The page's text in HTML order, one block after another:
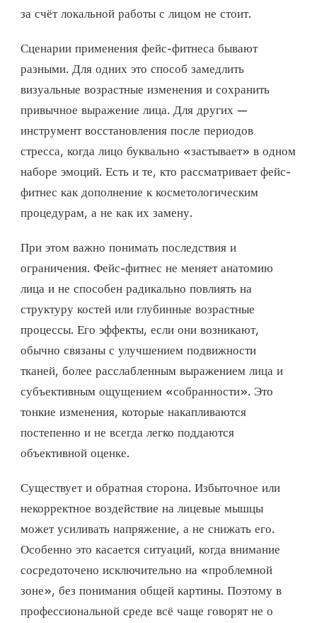
за счёт локальной работы с лицом не стоит.
Сценарии применения фейс-фитнеса бывают
разными. Для одних это способ замедлить
визуальные возрастные изменения и сохранить
привычное выражение лица. Для других —
инструмент восстановления после периодов
стресса, когда лицо буквально «застывает» в одном
наборе эмоций. Есть и те, кто рассматривает фейс-
фитнес как дополнение к косметологическим
процедурам, а не как их замену.
При этом важно понимать последствия и
ограничения. Фейс-фитнес не меняет анатомию
лица и не способен радикально повлиять на
структуру костей или глубинные возрастные
процессы. Его эффекты, если они возникают,
обычно связаны с улучшением подвижности
тканей, более расслабленным выражением лица и
субъективным ощущением «собранности». Это
тонкие изменения, которые накапливаются
постепенно и не всегда легко поддаются
объективной оценке.
Существует и обратная сторона. Избыточное или
некорректное воздействие на лицевые мышцы
может усиливать напряжение, а не снижать его.
Особенно это касается ситуаций, когда внимание
сосредоточено исключительно на «проблемной
зоне», без понимания общей картины. Поэтому в
профессиональной среде всё чаще говорят не о